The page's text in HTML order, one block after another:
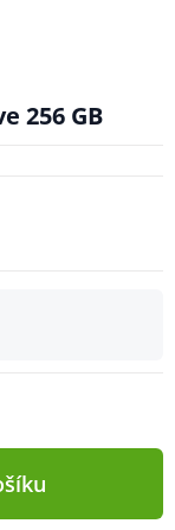
256 GB